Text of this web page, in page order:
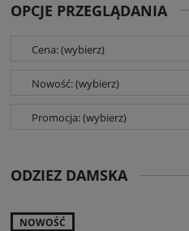
OPCJE PRZEGLĄDANIA
Cena: (wybierz)
Nowość: (wybierz)
Promocja: (wybierz)
ODZIEZ DAMSKA
NOWOŚĆ